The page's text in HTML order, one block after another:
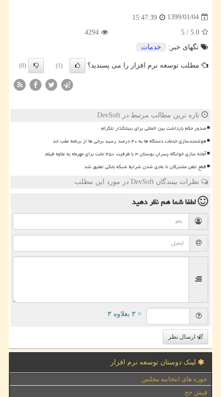
1399/01/04
15:47:39
5.0
/
5
4294
تگهای خبر:
خدمات
مطلب توسعه نرم افزار را می پسندید؟ (1)
(0)
تازه ترین مطالب مرتبط در DevSoft
صدور حکم بازداشت بین المللی برای بنیانگذار تلگرام
هوشمندسازی خدمات دستگاه ها به ۴۰ درصد رسید برخی ها از برنامه عقب اند
آماده سازی خوابگاه پسران بوستان ۳ با ظرفیت ۴۵۰ تخت برای مهرماه به علاوه فیلم
قطع تلفن مشترکان تا عادی شدن شرایط شبکه بانکی تعلیق شد
نظرات بینندگان DevSoft در مورد این مطلب
لطفا شما همنظر دهید
= ۳ بعلاوه ۳
ارسال نظر
لینک دوستان توسعه نرم افزار
حوزه های انتخابیه مجلس
فیش حج